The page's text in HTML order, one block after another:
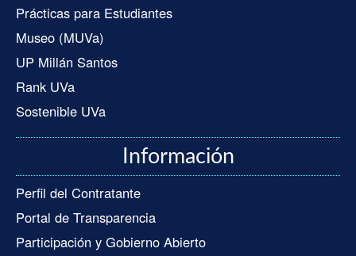
Prácticas para Estudiantes
Museo (MUVa)
UP Millán Santos
Rank UVa
Sostenible UVa
Información
Perfil del Contratante
Portal de Transparencia
Participación y Gobierno Abierto